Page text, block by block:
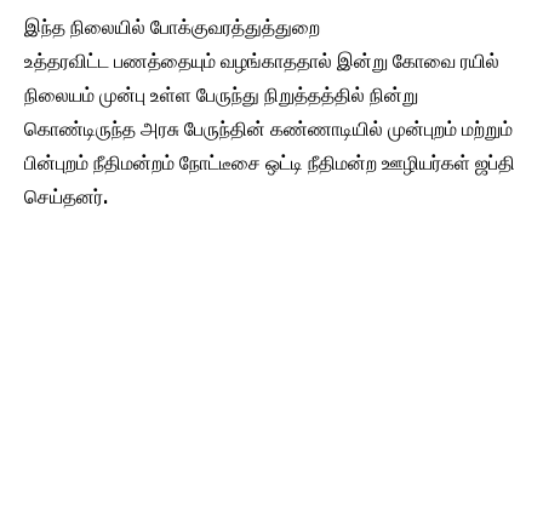
இந்த நிலையில் போக்குவரத்துத்துறை
உத்தரவிட்ட பணத்தையும் வழங்காததால் இன்று கோவை ரயில்
நிலையம் முன்பு உள்ள பேருந்து நிறுத்தத்தில் நின்று
கொண்டிருந்த அரசு பேருந்தின் கண்ணாடியில் முன்புறம் மற்றும்
பின்புறம் நீதிமன்றம் நோட்டீசை ஒட்டி நீதிமன்ற ஊழியர்கள் ஜப்தி
செய்தனர்.